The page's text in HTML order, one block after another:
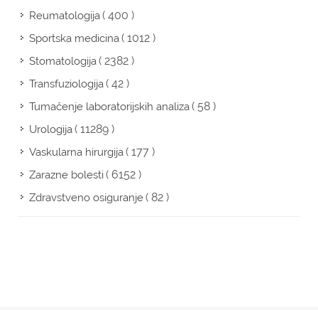
Reumatologija( 400 )
Sportska medicina( 1012 )
Stomatologija( 2382 )
Transfuziologija( 42 )
Tumačenje laboratorijskih analiza( 58 )
Urologija( 11289 )
Vaskularna hirurgija( 177 )
Zarazne bolesti( 6152 )
Zdravstveno osiguranje( 82 )